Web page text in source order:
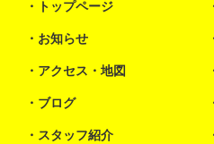
トップページ
お知らせ
アクセス・地図
ブログ
スタッフ紹介